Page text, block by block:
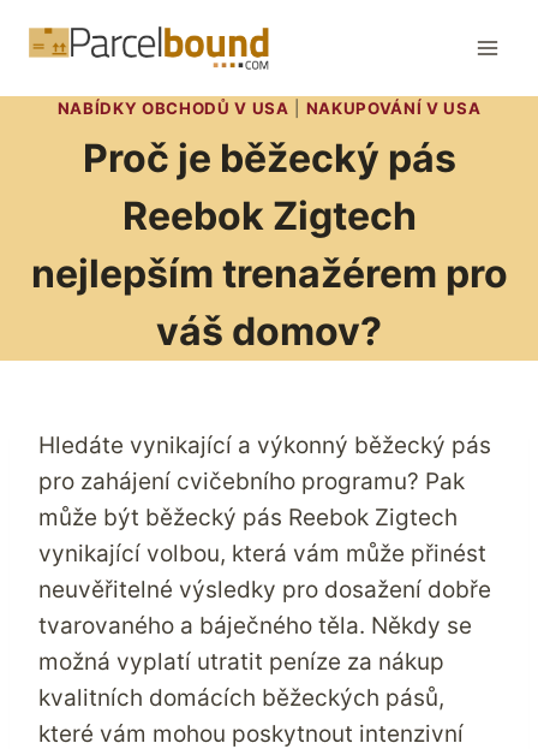
NABÍDKY OBCHODŮ V USA NAKUPOVÁNÍ V USA
Proč je běžecký pás
Reebok Zigtech
nejlepším trenažérem pro
váš domov?
Hledáte vynikající a výkonný běžecký pás
pro zahájení cvičebního programu? Pak
může být běžecký pás Reebok Zigtech
vynikající volbou, která vám může přinést
neuvěřitelné výsledky pro dosažení dobře
tvarovaného a báječného těla. Někdy se
možná vyplatí utratit peníze za nákup
kvalitních domácích běžeckých pásů,
které vám mohou poskytnout intenzivní